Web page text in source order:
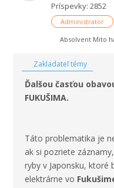
Príspevky: 2852
Administrator
Absolvent Mito
Zakladateľ témy
Ďalšou časťou
FUKUŠIMA.
Táto problematika je
ak si pozriete
ryby v Japonsku, ktoré
elektrárne vo